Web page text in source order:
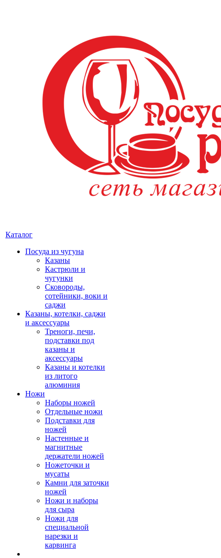
Каталог
Посуда из чугуна
Казаны
Кастрюли и
чугунки
Сковороды,
сотейники, воки и
саджи
Казаны, котелки, саджи
и аксессуары
Треноги, печи,
подставки под
казаны и
аксессуары
Казаны и котелки
из литого
алюминия
Ножи
Наборы ножей
Отдельные ножи
Подставки для
ножей
Настенные и
магнитные
держатели ножей
Ножеточки и
мусаты
Камни для заточки
ножей
Ножи и наборы
для сыра
Ножи для
специальной
нарезки и
карвинга